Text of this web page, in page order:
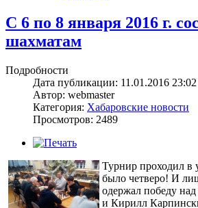
С 6 по 8 января 2016 г.
шахматам
Подробности
Дата публикации: 11.01.2016 23:02
Автор: webmaster
Категория: Хабаровские новости
Просмотров: 2489
Турнир проходил в
было четверо! И
одержал победу
и Кирилл